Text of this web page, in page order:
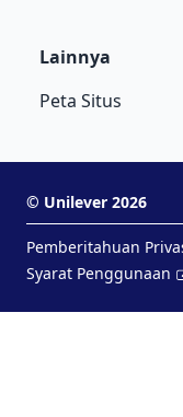
Lainnya
Peta Situs
© Unilever 2026
Pemberitahuan
Syarat Penggunaan